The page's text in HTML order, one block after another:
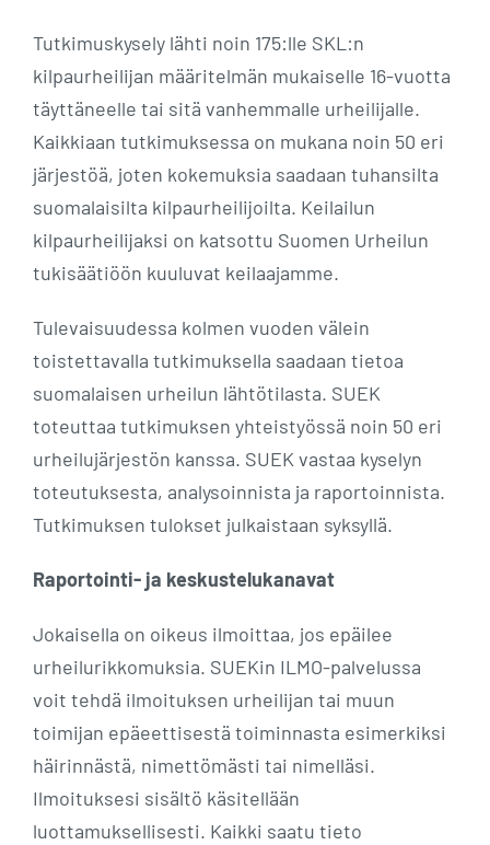
Tutkimuskysely lähti noin 175:lle SKL:n
kilpaurheilijan määritelmän mukaiselle 16-vuotta
täyttäneelle tai sitä vanhemmalle urheilijalle.
Kaikkiaan tutkimuksessa on mukana noin 50 eri
järjestöä, joten kokemuksia saadaan tuhansilta
suomalaisilta kilpaurheilijoilta. Keilailun
kilpaurheilijaksi on katsottu Suomen Urheilun
tukisäätiöön kuuluvat keilaajamme.
Tulevaisuudessa kolmen vuoden välein
toistettavalla tutkimuksella saadaan tietoa
suomalaisen urheilun lähtötilasta. SUEK
toteuttaa tutkimuksen yhteistyössä noin 50 eri
urheilujärjestön kanssa. SUEK vastaa kyselyn
toteutuksesta, analysoinnista ja raportoinnista.
Tutkimuksen tulokset julkaistaan syksyllä.
Raportointi- ja keskustelukanavat
Jokaisella on oikeus ilmoittaa, jos epäilee
urheilurikkomuksia. SUEKin ILMO-palvelussa
voit tehdä ilmoituksen urheilijan tai muun
toimijan epäeettisestä toiminnasta esimerkiksi
häirinnästä, nimettömästi tai nimelläsi.
Ilmoituksesi sisältö käsitellään
luottamuksellisesti. Kaikki saatu tieto